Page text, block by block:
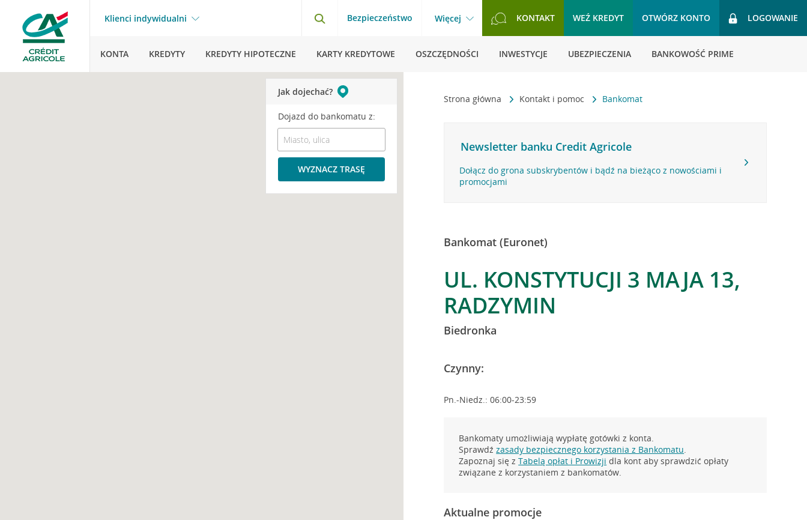
Klienci indywidualni Bezpieczeństwo Więcej KONTAKT WEŹ KREDYT OTWÓRZ KONTO LOGOWANIE
KONTA KREDYTY KREDYTY HIPOTECZNE KARTY KREDYTOWE OSZCZĘDNOŚCI INWESTYCJE UBEZPIECZENIA BANKOWOŚĆ PRIME
Strona główna Kontakt i pomoc Bankomat
Newsletter banku Credit Agricole
Dołącz do grona subskrybentów i bądź na bieżąco z nowościami i
promocjami
Bankomat (Euronet)
UL. KONSTYTUCJI 3 MAJA 13,
RADZYMIN
Biedronka
Czynny:
Pn.-Niedz.: 06:00-23:59
Bankomaty umożliwiają wypłatę gotówki z konta.
Sprawdźzasady bezpiecznego korzystania z Bankomatu.
Zapoznaj się zTabelą opłat i Prowizji dla kont aby sprawdzić opłaty
związane z korzystaniem z bankomatów.
Aktualne promocje
Jak dojechać?
Dojazd do bankomatu z:
WYZNACZ TRASĘ